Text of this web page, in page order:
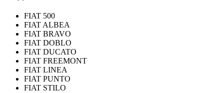
FIAT 500
FIAT ALBEA
FIAT BRAVO
FIAT DOBLO
FIAT DUCATO
FIAT FREEMONT
FIAT LINEA
FIAT PUNTO
FIAT STILO